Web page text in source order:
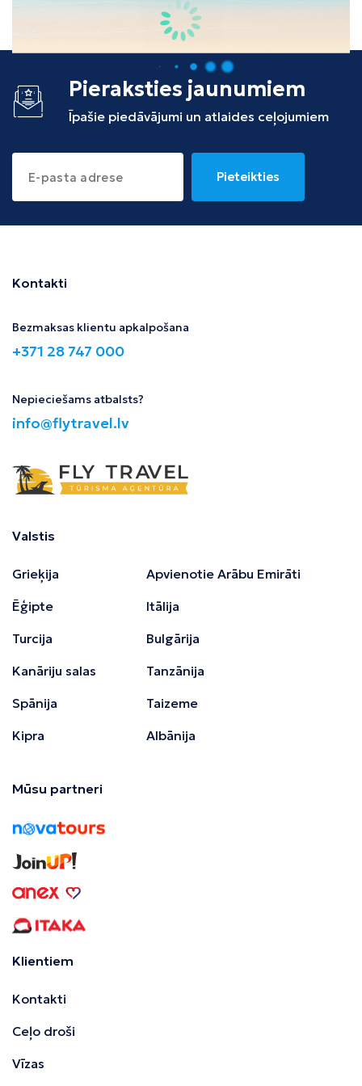
Albānija
Pieraksties jaunumiem
Īpašie piedāvājumi un atlaides ceļojumiem
Pieteikties
Kontakti
Bezmaksas klientu apkalpošana
+371 28 747 000
Nepieciešams atbalsts?
info@flytravel.lv
Valstis
Grieķija
Ēģipte
Turcija
Kanāriju salas
Spānija
Kipra
Apvienotie Arābu Emirāti
Itālija
Bulgārija
Tanzānija
Taizeme
Albānija
Mūsu partneri
Klientiem
Kontakti
Ceļo droši
Vīzas